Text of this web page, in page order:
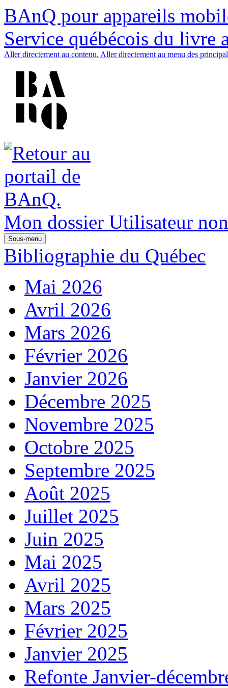
BAnQ pour appareils
Service québécois du livre
Aller directement au contenu. Aller directement au menu des
Mon dossier Utilisateur
Sous-menu
Bibliographie du Québec
Mai 2026
Avril 2026
Mars 2026
Février 2026
Janvier 2026
Décembre 2025
Novembre 2025
Octobre 2025
Septembre 2025
Août 2025
Juillet 2025
Juin 2025
Mai 2025
Avril 2025
Mars 2025
Février 2025
Janvier 2025
Refonte Janvier-